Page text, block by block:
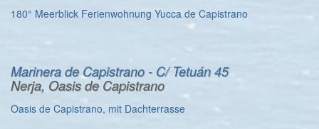
180° Meerblick Ferienwohnung Yucca de Capistrano
Marinera de Capistrano - C/ Tetuán 45
Nerja, Oasis de Capistrano
Oasis de Capistrano, mit Dachterrasse